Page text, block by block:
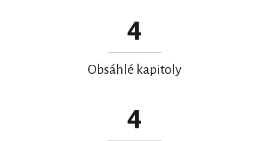
4
Obsáhlé kapitoly
4